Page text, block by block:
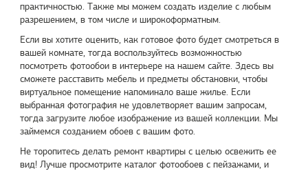
практичностью. Также мы можем создать изделие с любым
разрешением, в том числе и широкоформатным.
Если вы хотите оценить, как готовое фото будет смотреться в
вашей комнате, тогда воспользуйтесь возможностью
посмотреть фотообои в интерьере на нашем сайте. Здесь вы
сможете расставить мебель и предметы обстановки, чтобы
виртуальное помещение напоминало ваше жилье. Если
выбранная фотография не удовлетворяет вашим запросам,
тогда загрузите любое изображение из вашей коллекции. Мы
займемся созданием обоев с вашим фото.
Не торопитесь делать ремонт квартиры с целью освежить ее
вид! Лучше просмотрите каталог фотообоев с пейзажами, и